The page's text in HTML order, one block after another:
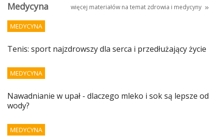
Medycyna więcej materiałów na temat zdrowia i medycyny
MEDYCYNA
Tenis: sport najzdrowszy dla serca i przedłużający życie
MEDYCYNA
Nawadnianie w upał - dlaczego mleko i sok są lepsze od
wody?
MEDYCYNA